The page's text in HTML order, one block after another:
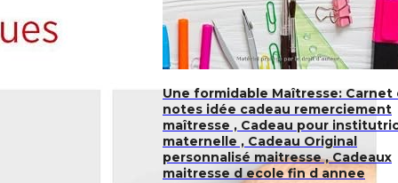
Une formidable Maîtresse: Carnet
notes idée cadeau remerciement
maîtresse , Cadeau pour
maternelle , Cadeau Original
personnalisé maitresse , Cadeaux
maitresse d ecole fin d annee